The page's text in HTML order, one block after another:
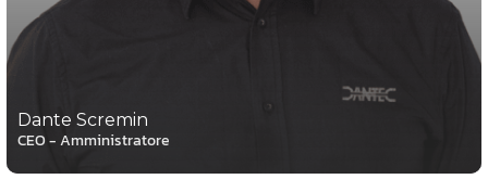
Dante Scremin
CEO - Amministratore